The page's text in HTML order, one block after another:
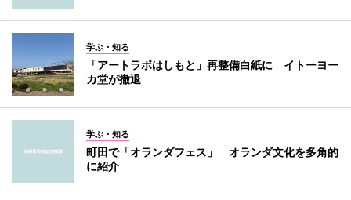
学ぶ・知る
「アートラボはしもと」再整備白紙に イトーヨー
カ堂が撤退
学ぶ・知る
町田で「オランダフェス」 オランダ文化を多角的
に紹介